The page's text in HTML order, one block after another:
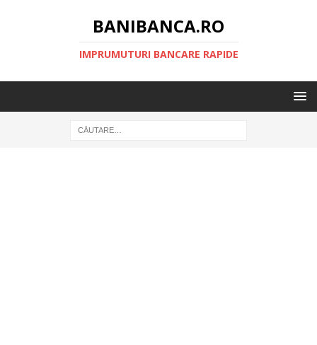
BANIBANCA.RO
IMPRUMUTURI BANCARE RAPIDE